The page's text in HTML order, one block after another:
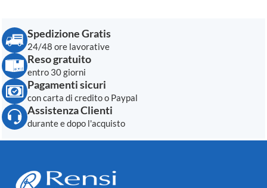
Spedizione Gratis
24/48 ore lavorative
Reso gratuito
entro 30 giorni
Pagamenti sicuri
con carta di credito o Paypal
Assistenza Clienti
durante e dopo l'acquisto